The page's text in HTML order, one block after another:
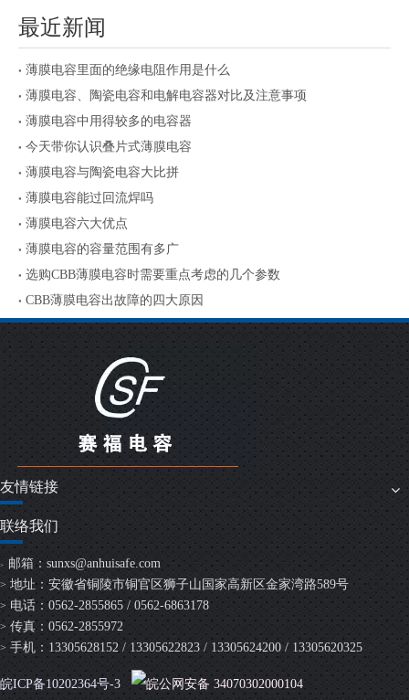
最近新闻
薄膜电容里面的绝缘电阻作用是什么
薄膜电容、陶瓷电容和电解电容器对比及注意事项
薄膜电容中用得较多的电容器
今天带你认识叠片式薄膜电容
薄膜电容与陶瓷电容大比拼
薄膜电容能过回流焊吗
薄膜电容六大优点
薄膜电容的容量范围有多广
选购CBB薄膜电容时需要重点考虑的几个参数
CBB薄膜电容出故障的四大原因
友情链接
联络我们
> 邮箱： sunxs@anhuisafe.com
> 地址：安徽省铜陵市铜官区狮子山国家高新区金家湾路589号
> 电话：0562-2855865 / 0562-6863178
> 传真：0562-2855972
> 手机：13305628152 / 13305622823 / 13305624200 / 13305620325
皖ICP备10202364号-3 皖公网安备 34070302000104